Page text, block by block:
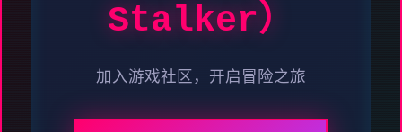
Stalker）
加入游戏社区，开启冒险之旅